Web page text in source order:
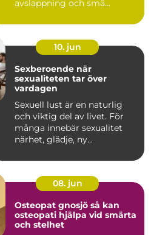
avslappning och smä...
10. jun
Sexberoende när
sexualiteten tar över
vardagen
Sexuell lust är en naturlig
och viktig del av livet. För
många innebär sexualitet
närhet, glädje, ny...
08. jun
Osteopat gnosjö så kan
osteopati hjälpa vid smärta
och stelhet